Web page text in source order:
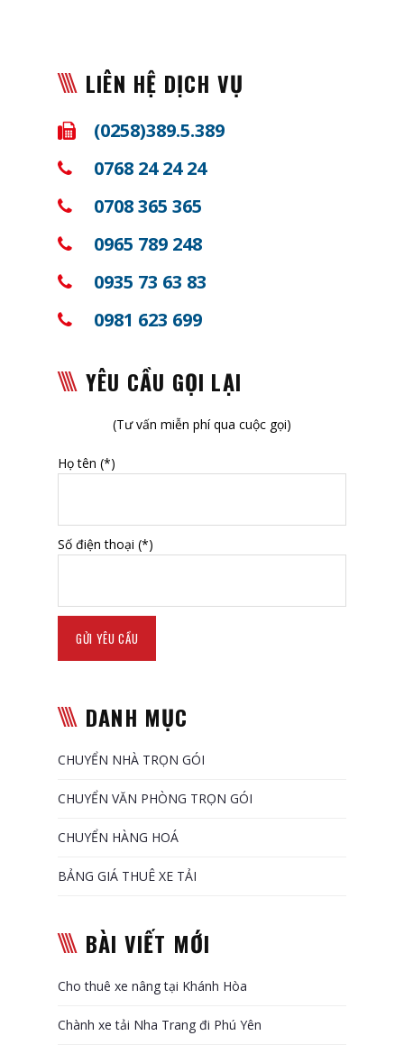
LIÊN HỆ DỊCH VỤ
(0258)389.5.389
0768 24 24 24
0708 365 365
0965 789 248
0935 73 63 83
0981 623 699
YÊU CẦU GỌI LẠI
(Tư vấn miễn phí qua cuộc gọi)
Họ tên (*)
Số điện thoại (*)
DANH MỤC
CHUYỂN NHÀ TRỌN GÓI
CHUYỂN VĂN PHÒNG TRỌN GÓI
CHUYỂN HÀNG HOÁ
BẢNG GIÁ THUÊ XE TẢI
BÀI VIẾT MỚI
Cho thuê xe nâng tại Khánh Hòa
Chành xe tải Nha Trang đi Phú Yên